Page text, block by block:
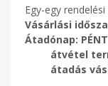
Egy-egy
Vásárlási
Átadónap:
átvétel
átadás